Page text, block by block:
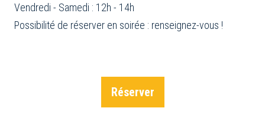
Vendredi - Samedi : 12h - 14h
Possibilité de réserver en soirée : renseignez-vous !
Réserver